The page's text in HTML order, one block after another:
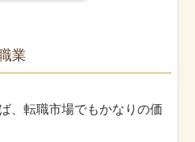
業
、転職市場でもかなりの価